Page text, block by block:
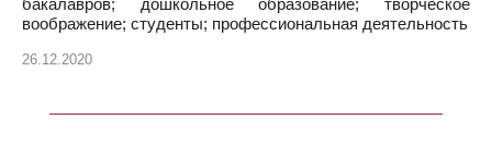
воображение; студенты; профессиональная деятельность
26.12.2020